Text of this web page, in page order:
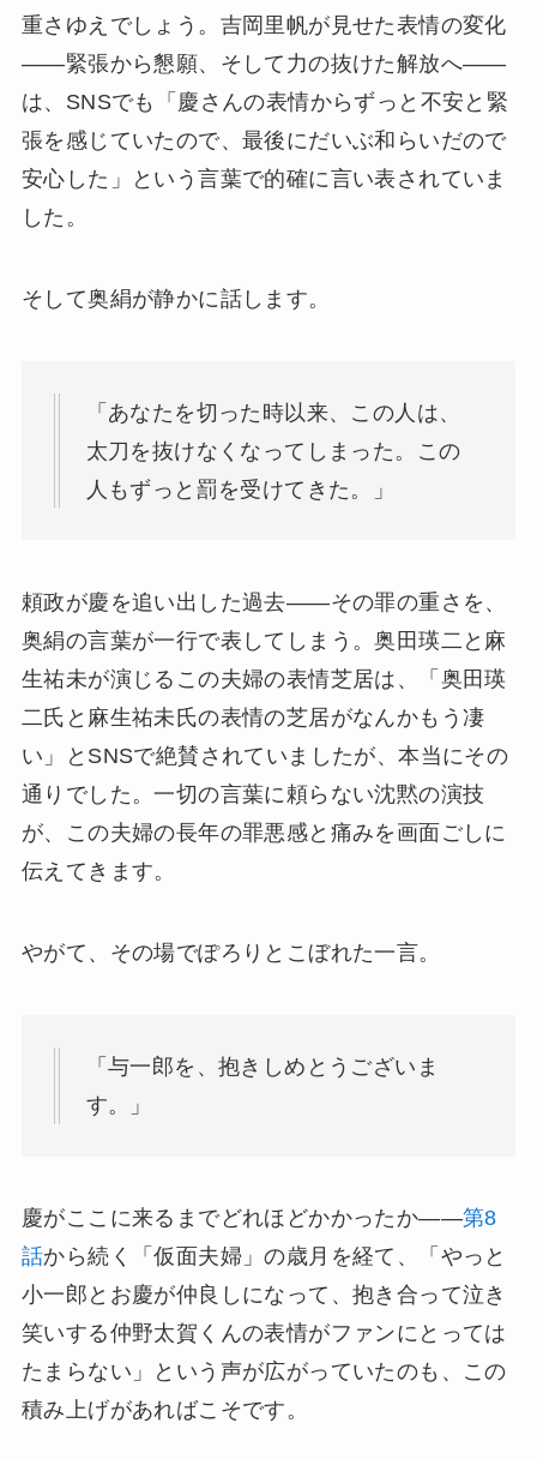
重さゆえでしょう。吉岡里帆が見せた表情の変化
——緊張から懇願、そして力の抜けた解放へ——
は、SNSでも「慶さんの表情からずっと不安と緊
張を感じていたので、最後にだいぶ和らいだので
安心した」という言葉で的確に言い表されていま
した。
そして奥絹が静かに話します。
「あなたを切った時以来、この人は、
太刀を抜けなくなってしまった。この
人もずっと罰を受けてきた。」
頼政が慶を追い出した過去——その罪の重さを、
奥絹の言葉が一行で表してしまう。奥田瑛二と麻
生祐未が演じるこの夫婦の表情芝居は、「奥田瑛
二氏と麻生祐未氏の表情の芝居がなんかもう凄
い」とSNSで絶賛されていましたが、本当にその
通りでした。一切の言葉に頼らない沈黙の演技
が、この夫婦の長年の罪悪感と痛みを画面ごしに
伝えてきます。
やがて、その場でぽろりとこぼれた一言。
「与一郎を、抱きしめとうございま
す。」
慶がここに来るまでどれほどかかったか——第8
話から続く「仮面夫婦」の歳月を経て、「やっと
小一郎とお慶が仲良しになって、抱き合って泣き
笑いする仲野太賀くんの表情がファンにとっては
たまらない」という声が広がっていたのも、この
積み上げがあればこそです。